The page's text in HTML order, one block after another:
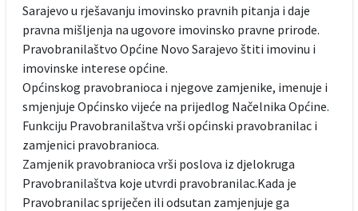
Sarajevo u rješavanju imovinsko pravnih pitanja i daje
pravna mišljenja na ugovore imovinsko pravne prirode.
Pravobranilaštvo Općine Novo Sarajevo štiti imovinu i
imovinske interese općine.
Općinskog pravobranioca i njegove zamjenike, imenuje i
smjenjuje Općinsko vijeće na prijedlog Načelnika Općine.
Funkciju Pravobranilaštva vrši općinski pravobranilac i
zamjenici pravobranioca.
Zamjenik pravobranioca vrši poslova iz djelokruga
Pravobranilaštva koje utvrdi pravobranilac.Kada je
Pravobranilac spriječen ili odsutan zamjenjuje ga